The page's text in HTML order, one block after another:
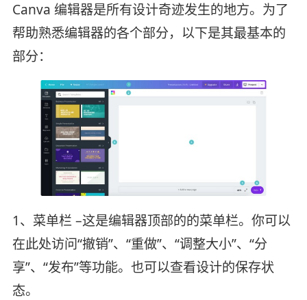
Canva 编辑器是所有设计奇迹发生的地方。为了
帮助熟悉编辑器的各个部分，以下是其最基本的
部分：
1、菜单栏 –这是编辑器顶部的的菜单栏。你可以
在此处访问“撤销”、“重做”、“调整大小”、“分
享”、“发布”等功能。也可以查看设计的保存状
态。